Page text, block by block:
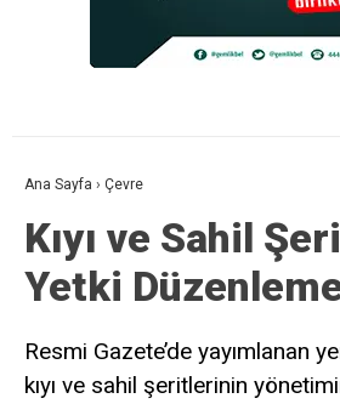
Ana Sayfa › Çevre
Kıyı ve Sahil
Yetki
Resmi Gazete’de yayımlanan
kıyı ve sahil şeritlerinin